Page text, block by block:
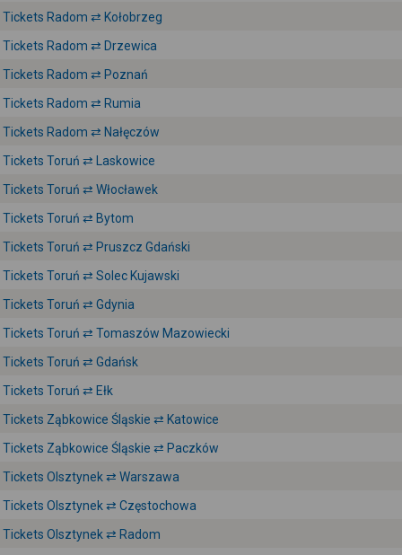
Tickets Radom ⇄ Kołobrzeg
Tickets Radom ⇄ Drzewica
Tickets Radom ⇄ Poznań
Tickets Radom ⇄ Rumia
Tickets Radom ⇄ Nałęczów
Tickets Toruń ⇄ Laskowice
Tickets Toruń ⇄ Włocławek
Tickets Toruń ⇄ Bytom
Tickets Toruń ⇄ Pruszcz Gdański
Tickets Toruń ⇄ Solec Kujawski
Tickets Toruń ⇄ Gdynia
Tickets Toruń ⇄ Tomaszów Mazowiecki
Tickets Toruń ⇄ Gdańsk
Tickets Toruń ⇄ Ełk
Tickets Ząbkowice Śląskie ⇄ Katowice
Tickets Ząbkowice Śląskie ⇄ Paczków
Tickets Olsztynek ⇄ Warszawa
Tickets Olsztynek ⇄ Częstochowa
Tickets Olsztynek ⇄ Radom